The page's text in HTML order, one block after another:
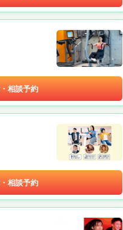
相談予約
相談予約